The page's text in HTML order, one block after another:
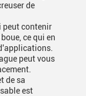
de
peut contenir
ce qui en
peut vous
de sa
est